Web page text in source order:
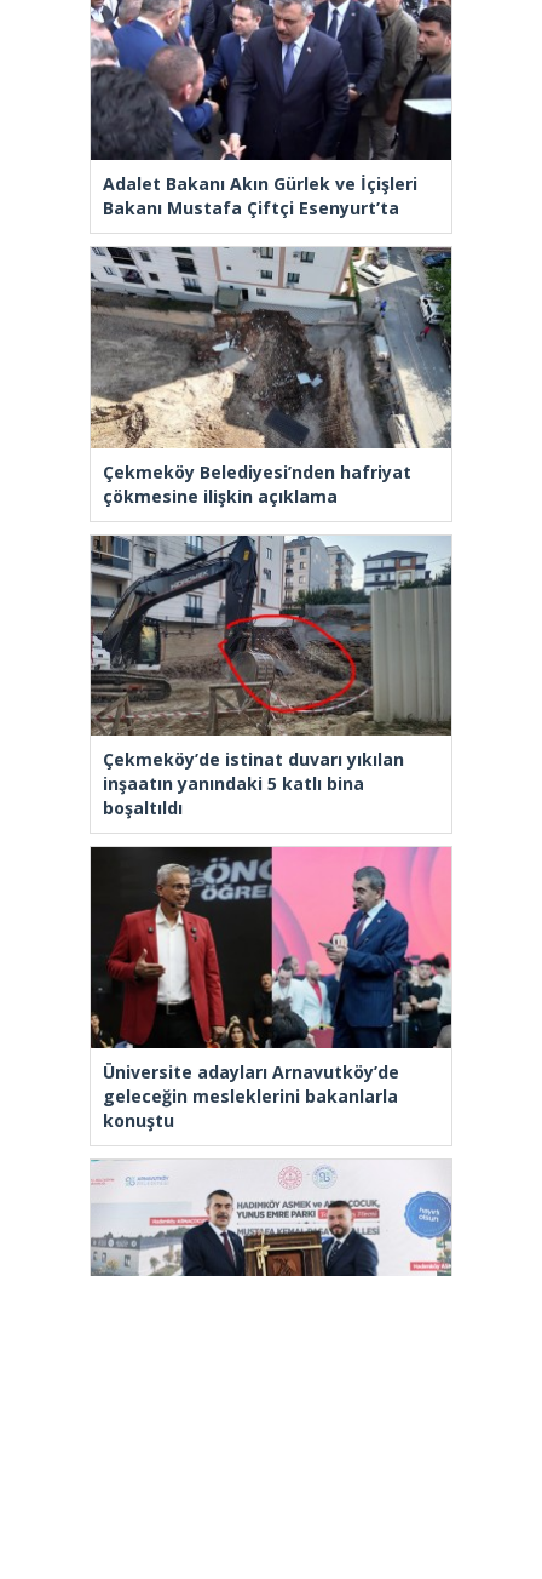
Adalet Bakanı Akın Gürlek ve İçişleri
Bakanı Mustafa Çiftçi Esenyurt’ta
Çekmeköy Belediyesi’nden hafriyat
çökmesine ilişkin açıklama
Çekmeköy’de istinat duvarı yıkılan
inşaatın yanındaki 5 katlı bina
boşaltıldı
Üniversite adayları Arnavutköy’de
geleceğin mesleklerini bakanlarla
konuştu